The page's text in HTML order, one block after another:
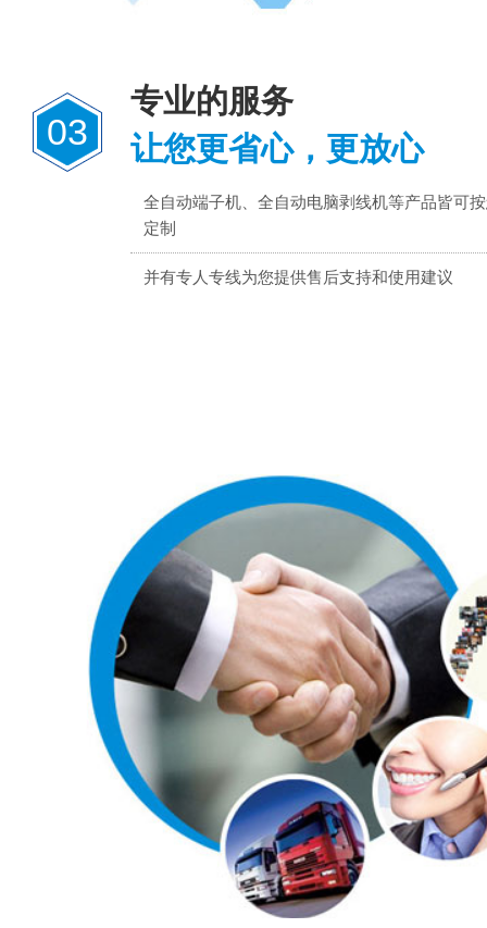
03
专业的服务
让您更省心，更放心
全自动端子机、全自动电脑剥线机等产品皆可
定制
并有专人专线为您提供售后支持和使用建议